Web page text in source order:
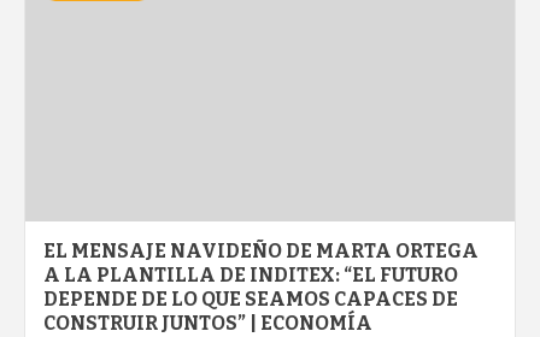
EL MENSAJE NAVIDEÑO DE MARTA ORTEGA
A LA PLANTILLA DE INDITEX: “EL FUTURO
DEPENDE DE LO QUE SEAMOS CAPACES DE
CONSTRUIR JUNTOS” | ECONOMÍA